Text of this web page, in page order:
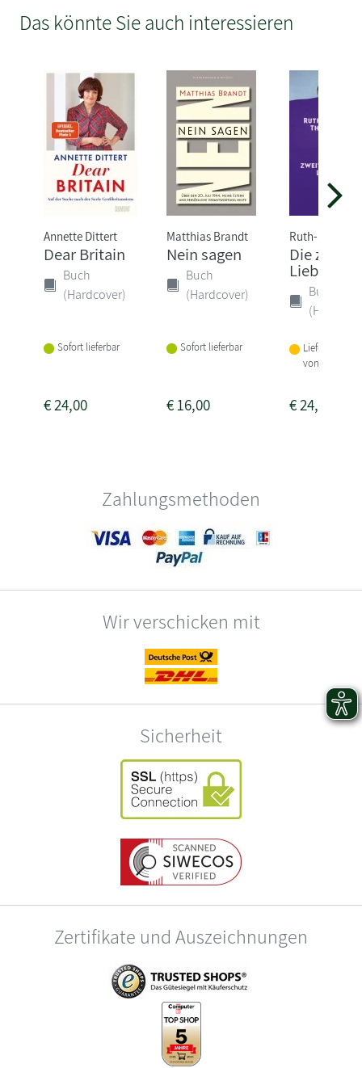
Das könnte Sie auch interessieren
Annette Dittert
Dear Britain
Buch
(Hardcover)
Sofort lieferbar
€24,00
Matthias Brandt
Nein sagen
Buch
(Hardcover)
Sofort lieferbar
€16,00
Ruth-Maria
Die
Liebe
Buch
Lieferbar
von 1-2
€24,00
Zahlungsmethoden
Wir verschicken mit
Sicherheit
Zertifikate und Auszeichnungen